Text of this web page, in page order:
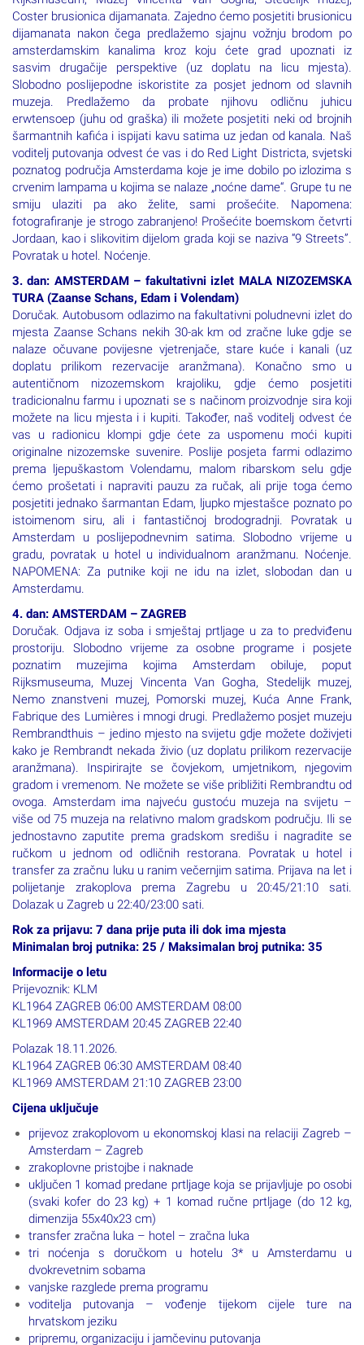
Coster brusionica dijamanata. Zajedno ćemo posjetiti brusionicu
dijamanata nakon čega predlažemo sjajnu vožnju brodom po
amsterdamskim kanalima kroz koju ćete grad upoznati iz
sasvim drugačije perspektive (uz doplatu na licu mjesta).
Slobodno poslijepodne iskoristite za posjet jednom od slavnih
muzeja. Predlažemo da probate njihovu odličnu juhicu
erwtensoep (juhu od graška) ili možete posjetiti neki od brojnih
šarmantnih kafića i ispijati kavu satima uz jedan od kanala. Naš
voditelj putovanja odvest će vas i do Red Light Districta, svjetski
poznatog područja Amsterdama koje je ime dobilo po izlozima s
crvenim lampama u kojima se nalaze „noćne dame“. Grupe tu ne
smiju ulaziti pa ako želite, sami prošećite. Napomena:
fotografiranje je strogo zabranjeno! Prošećite boemskom četvrti
Jordaan, kao i slikovitim dijelom grada koji se naziva “9 Streets”.
Povratak u hotel. Noćenje.
3. dan: AMSTERDAM – fakultativni izlet MALA NIZOZEMSKA
TURA (Zaanse Schans, Edam i Volendam)
Doručak. Autobusom odlazimo na fakultativni poludnevni izlet do
mjesta Zaanse Schans nekih 30-ak km od zračne luke gdje se
nalaze očuvane povijesne vjetrenjače, stare kuće i kanali (uz
doplatu prilikom rezervacije aranžmana). Konačno smo u
autentičnom nizozemskom krajoliku, gdje ćemo posjetiti
tradicionalnu farmu i upoznati se s načinom proizvodnje sira koji
možete na licu mjesta i i kupiti. Također, naš voditelj odvest će
vas u radionicu klompi gdje ćete za uspomenu moći kupiti
originalne nizozemske suvenire. Poslije posjeta farmi odlazimo
prema ljepuškastom Volendamu, malom ribarskom selu gdje
ćemo prošetati i napraviti pauzu za ručak, ali prije toga ćemo
posjetiti jednako šarmantan Edam, ljupko mjestašce poznato po
istoimenom siru, ali i fantastičnoj brodogradnji. Povratak u
Amsterdam u poslijepodnevnim satima. Slobodno vrijeme u
gradu, povratak u hotel u individualnom aranžmanu. Noćenje.
NAPOMENA: Za putnike koji ne idu na izlet, slobodan dan u
Amsterdamu.
4. dan: AMSTERDAM – ZAGREB
Doručak. Odjava iz soba i smještaj prtljage u za to predviđenu
prostoriju. Slobodno vrijeme za osobne programe i posjete
poznatim muzejima kojima Amsterdam obiluje, poput
Rijksmuseuma, Muzej Vincenta Van Gogha, Stedelijk muzej,
Nemo znanstveni muzej, Pomorski muzej, Kuća Anne Frank,
Fabrique des Lumières i mnogi drugi. Predlažemo posjet muzeju
Rembrandthuis – jedino mjesto na svijetu gdje možete doživjeti
kako je Rembrandt nekada živio (uz doplatu prilikom rezervacije
aranžmana). Inspirirajte se čovjekom, umjetnikom, njegovim
gradom i vremenom. Ne možete se više približiti Rembrandtu od
ovoga. Amsterdam ima najveću gustoću muzeja na svijetu –
više od 75 muzeja na relativno malom gradskom području. Ili se
jednostavno zaputite prema gradskom središu i nagradite se
ručkom u jednom od odličnih restorana. Povratak u hotel i
transfer za zračnu luku u ranim večernjim satima. Prijava na let i
polijetanje zrakoplova prema Zagrebu u 20:45/21:10 sati.
Dolazak u Zagreb u 22:40/23:00 sati.
Rok za prijavu: 7 dana prije puta ili dok ima mjesta
Minimalan broj putnika: 25 / Maksimalan broj putnika: 35
Informacije o letu
Prijevoznik: KLM
KL1964 ZAGREB 06:00 AMSTERDAM 08:00
KL1969 AMSTERDAM 20:45 ZAGREB 22:40
Polazak 18.11.2026.
KL1964 ZAGREB 06:30 AMSTERDAM 08:40
KL1969 AMSTERDAM 21:10 ZAGREB 23:00
Cijena uključuje
prijevoz zrakoplovom u ekonomskoj klasi na relaciji Zagreb –
Amsterdam – Zagreb
zrakoplovne pristojbe i naknade
uključen 1 komad predane prtljage koja se prijavljuje po osobi
(svaki kofer do 23 kg) + 1 komad ručne prtljage (do 12 kg,
dimenzija 55x40x23 cm)
transfer zračna luka – hotel – zračna luka
tri noćenja s doručkom u hotelu 3* u Amsterdamu u
dvokrevetnim sobama
vanjske razglede prema programu
voditelja putovanja – vođenje tijekom cijele ture na
hrvatskom jeziku
pripremu, organizaciju i jamčevinu putovanja